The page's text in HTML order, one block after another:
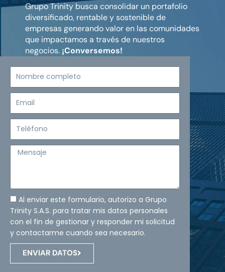
Grupo Trinity busca consolidar un portafolio
diversificado, rentable y sostenible de
empresas generando valor en las comunidades
que impactamos a través de nuestros
negocios. ¡Conversemos!
Mensaje
Al enviar este formulario, autorizo a Grupo
Trinity S.A.S. para tratar mis datos personales
con el fin de gestionar y responder mi solicitud
y contactarme cuando sea necesario.
ENVIAR DATOS